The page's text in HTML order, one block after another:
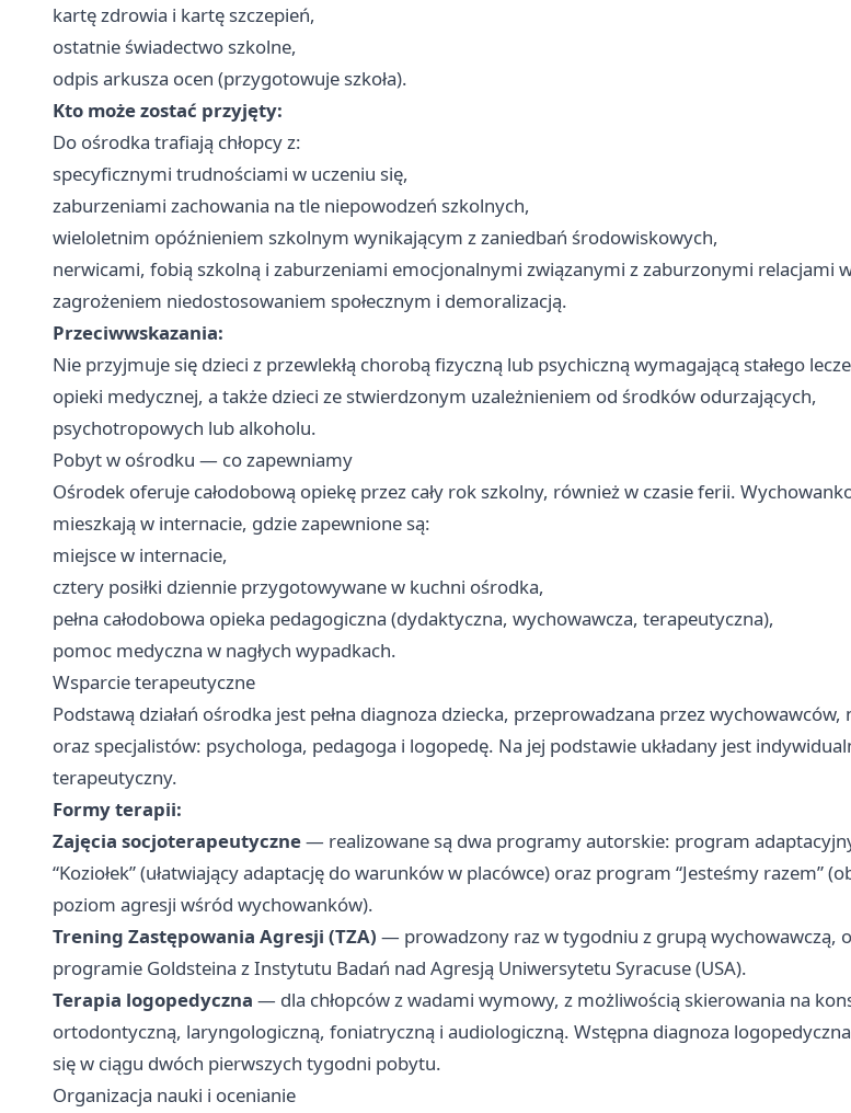
kartę zdrowia i kartę szczepień,
ostatnie świadectwo szkolne,
odpis arkusza ocen (przygotowuje szkoła).
Kto może zostać przyjęty:
Do ośrodka trafiają chłopcy z:
specyficznymi trudnościami w uczeniu się,
zaburzeniami zachowania na tle niepowodzeń szkolnych,
wieloletnim opóźnieniem szkolnym wynikającym z zaniedbań środowiskowych,
nerwicami, fobią szkolną i zaburzeniami emocjonalnymi związanymi z zaburzonymi relacjami
zagrożeniem niedostosowaniem społecznym i demoralizacją.
Przeciwwskazania:
Nie przyjmuje się dzieci z przewlekłą chorobą fizyczną lub psychiczną wymagającą stałego
opieki medycznej, a także dzieci ze stwierdzonym uzależnieniem od środków odurzających,
psychotropowych lub alkoholu.
Pobyt w ośrodku — co zapewniamy
Ośrodek oferuje całodobową opiekę przez cały rok szkolny, również w czasie ferii.
mieszkają w internacie, gdzie zapewnione są:
miejsce w internacie,
cztery posiłki dziennie przygotowywane w kuchni ośrodka,
pełna całodobowa opieka pedagogiczna (dydaktyczna, wychowawcza, terapeutyczna),
pomoc medyczna w nagłych wypadkach.
Wsparcie terapeutyczne
Podstawą działań ośrodka jest pełna diagnoza dziecka, przeprowadzana przez wychowawców,
oraz specjalistów: psychologa, pedagoga i logopedę. Na jej podstawie układany jest
terapeutyczny.
Formy terapii:
Zajęcia socjoterapeutyczne— realizowane są dwa programy autorskie: program
“Koziołek” (ułatwiający adaptację do warunków w placówce) oraz program “Jesteśmy razem”
poziom agresji wśród wychowanków).
Trening Zastępowania Agresji (TZA) — prowadzony raz w tygodniu z grupą wychowawczą,
programie Goldsteina z Instytutu Badań nad Agresją Uniwersytetu Syracuse (USA).
Terapia logopedyczna — dla chłopców z wadami wymowy, z możliwością skierowania na
ortodontyczną, laryngologiczną, foniatryczną i audiologiczną. Wstępna diagnoza
się w ciągu dwóch pierwszych tygodni pobytu.
Organizacja nauki i ocenianie